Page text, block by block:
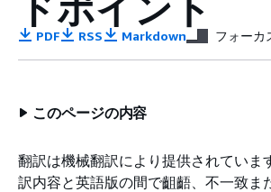
PDF RSS Markdown フォーカ
このページの内容
翻訳は機械翻訳により提供されていま
訳内容と英語版の間で齟齬、不一致ま